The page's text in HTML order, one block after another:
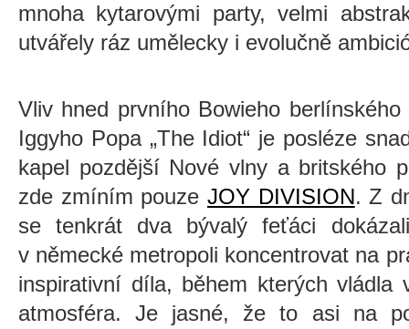
mnoha kytarovými party, velmi
utvářely ráz umělecky i evolučně
Vliv hned prvního Bowieho berlínského
Iggyho Popa „The Idiot“ je posléze
kapel pozdější Nové vlny a britského
zde zmíním pouze JOY DIVISION. Z
se tenkrát dva bývalý feťáci
v německé metropoli koncentrovat na
inspirativní díla, během kterých vládla
atmosféra. Je jasné, že to asi na